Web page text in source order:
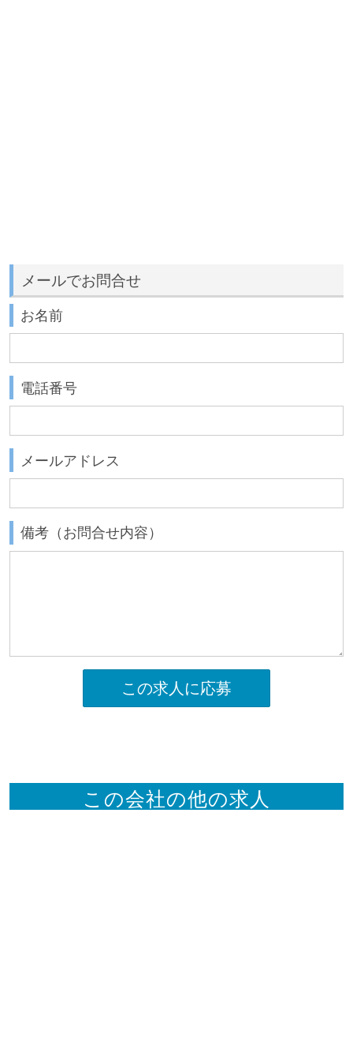
メールでお問合せ
お名前
電話番号
メールアドレス
備考（お問合せ内容）
この求人に応募
この会社の他の求人